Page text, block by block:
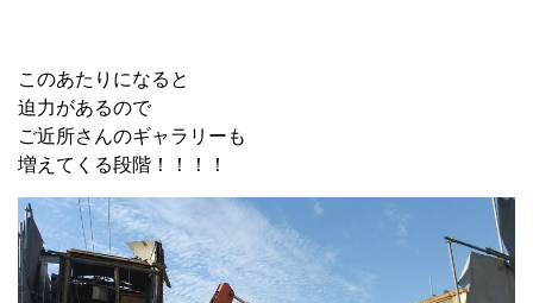
このあたりになると
迫力があるので
ご近所さんのギャラリーも
増えてくる段階！！！！